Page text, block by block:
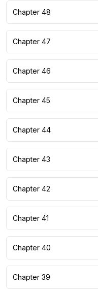
Chapter 48
Chapter 47
Chapter 46
Chapter 45
Chapter 44
Chapter 43
Chapter 42
Chapter 41
Chapter 40
Chapter 39